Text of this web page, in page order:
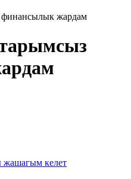
финансылык жардам
жашагым келет